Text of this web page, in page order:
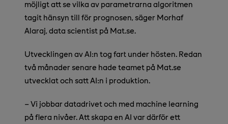
möjligt att se vilka av parametrarna algoritmen
tagit hänsyn till för prognosen, säger Morhaf
Alaraj, data scientist på Mat.se.
Utvecklingen av AI:n tog fart under hösten. Redan
två månader senare hade teamet på Mat.se
utvecklat och satt AI:n i produktion.
– Vi jobbar datadrivet och med machine learning
på flera nivåer. Att skapa en AI var därför ett